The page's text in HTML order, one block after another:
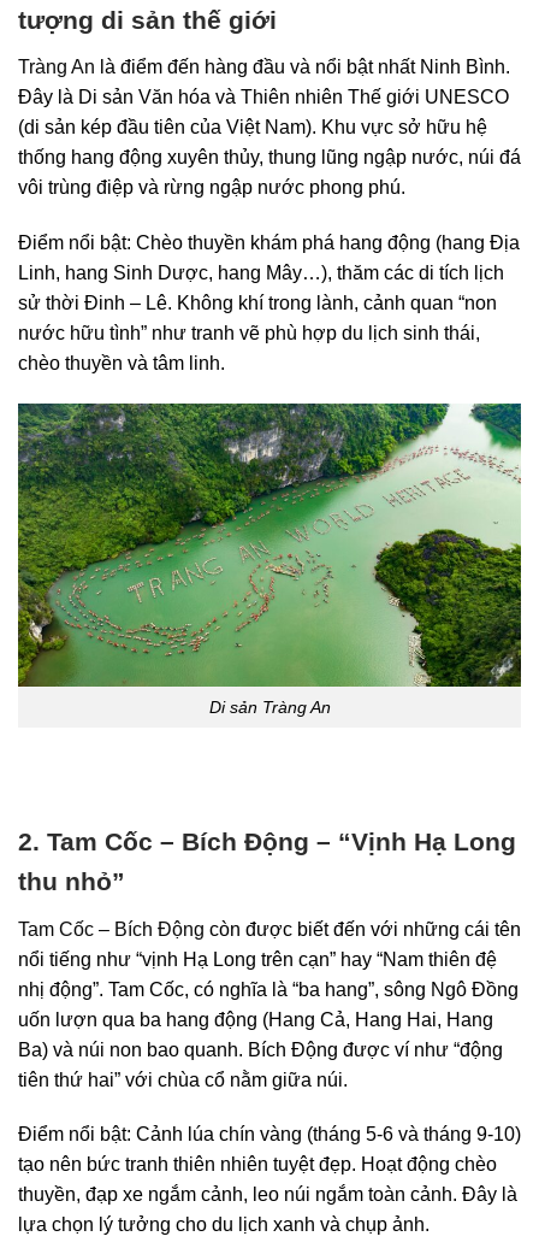
tượng di sản thế giới
Tràng An là điểm đến hàng đầu và nổi bật nhất Ninh Bình.
Đây là Di sản Văn hóa và Thiên nhiên Thế giới UNESCO
(di sản kép đầu tiên của Việt Nam). Khu vực sở hữu hệ
thống hang động xuyên thủy, thung lũng ngập nước, núi đá
vôi trùng điệp và rừng ngập nước phong phú.
Điểm nổi bật: Chèo thuyền khám phá hang động (hang Địa
Linh, hang Sinh Dược, hang Mây…), thăm các di tích lịch
sử thời Đinh – Lê. Không khí trong lành, cảnh quan “non
nước hữu tình” như tranh vẽ phù hợp du lịch sinh thái,
chèo thuyền và tâm linh.
Di sản Tràng An
2. Tam Cốc – Bích Động – “Vịnh Hạ Long
thu nhỏ”
Tam Cốc – Bích Động còn được biết đến với những cái tên
nổi tiếng như “vịnh Hạ Long trên cạn” hay “Nam thiên đệ
nhị động”. Tam Cốc, có nghĩa là “ba hang”, sông Ngô Đồng
uốn lượn qua ba hang động (Hang Cả, Hang Hai, Hang
Ba) và núi non bao quanh. Bích Động được ví như “động
tiên thứ hai” với chùa cổ nằm giữa núi.
Điểm nổi bật: Cảnh lúa chín vàng (tháng 5-6 và tháng 9-10)
tạo nên bức tranh thiên nhiên tuyệt đẹp. Hoạt động chèo
thuyền, đạp xe ngắm cảnh, leo núi ngắm toàn cảnh. Đây là
lựa chọn lý tưởng cho du lịch xanh và chụp ảnh.